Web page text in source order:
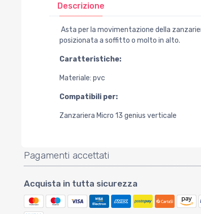
Descrizione
Asta per la movimentazione della
posizionata a soffitto o molto in alto.
Caratteristiche:
Materiale: pvc
Compatibili per:
Zanzariera Micro 13 genius verticale
Pagamenti accettati
Acquista in tutta sicurezza